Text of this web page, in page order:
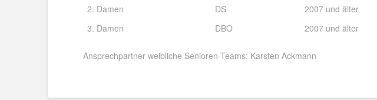
2. Damen
DS 2007 und älter
3. Damen
DBO 2007 und älter
Ansprechpartner weibliche Senioren-Teams: Karsten Ackmann